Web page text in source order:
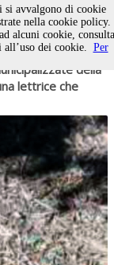
della
lettrice che
si avvalgono di cookie
nella cookie policy.
alcuni cookie, consulta
dei cookie. Per